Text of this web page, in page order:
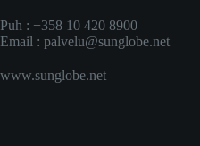
Puh : +358 10 420 8900
Email : palvelu@sunglobe.net
www.sunglobe.net